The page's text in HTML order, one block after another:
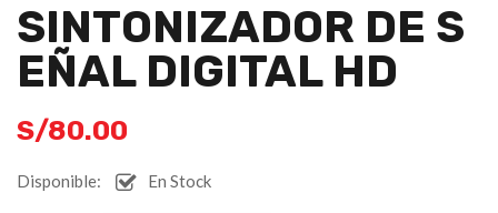
SINTONIZADOR DE S
EÑAL DIGITAL HD
S/80.00
Disponible: En Stock